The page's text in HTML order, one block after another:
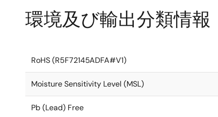
環境及び輸出分類情報
RoHS (R5F72145ADFA#V1)
Moisture Sensitivity Level (MSL)
Pb (Lead) Free